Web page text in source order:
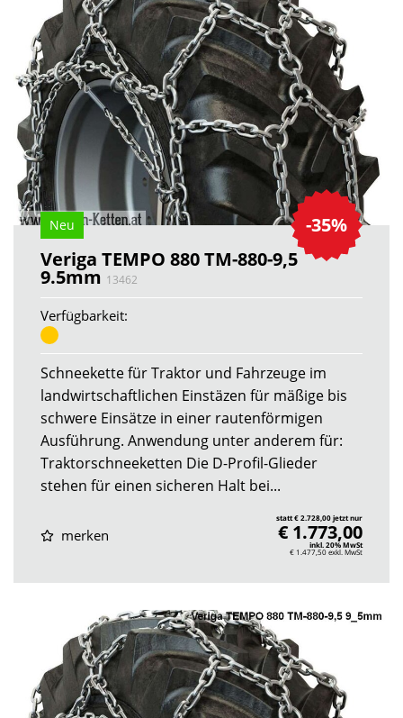
-35%
Neu
Veriga TEMPO 880 TM-880-9,5
9.5mm 13462
Verfügbarkeit:
Schneekette für Traktor und Fahrzeuge im
landwirtschaftlichen Einstäzen für mäßige bis
schwere Einsätze in einer rautenförmigen
Ausführung. Anwendung unter anderem für:
Traktorschneeketten Die D-Profil-Glieder
stehen für einen sicheren Halt bei...
merken
statt € 2.728,00 jetzt nur
€ 1.773,00
inkl. 20% MwSt
€ 1.477,50exkl. MwSt